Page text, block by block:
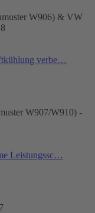
W906) & VW
verbe…
W907/W910) -
Leistungssc…